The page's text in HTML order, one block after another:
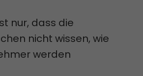
nur, dass die
nicht wissen, wie
werden